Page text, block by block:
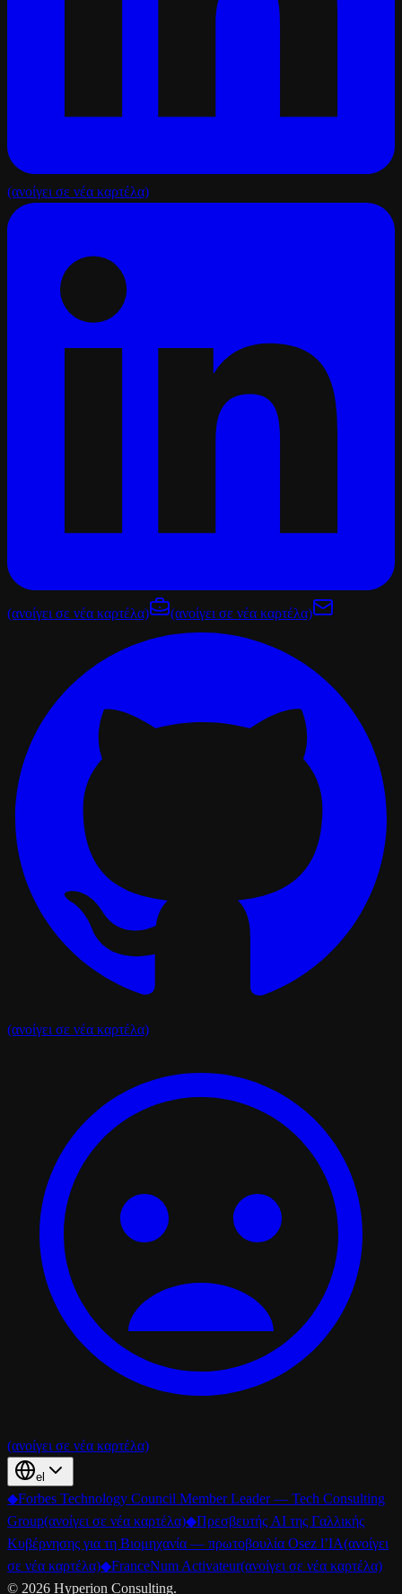
(ανοίγει σε νέα καρτέλα)
(ανοίγει σε νέα καρτέλα) (ανοίγει σε νέα καρτέλα)
(ανοίγει σε νέα καρτέλα)
(ανοίγει σε νέα καρτέλα)
el
◆Forbes Technology Council Member Leader — Tech Consulting
Group(ανοίγει σε νέα καρτέλα)◆Πρεσβευτής AI της Γαλλικής
Κυβέρνησης για τη Βιομηχανία — πρωτοβουλία Osez l’IA(ανοίγει
σε νέα καρτέλα)◆FranceNum Activateur(ανοίγει σε νέα καρτέλα)
© 2026 Hyperion Consulting.